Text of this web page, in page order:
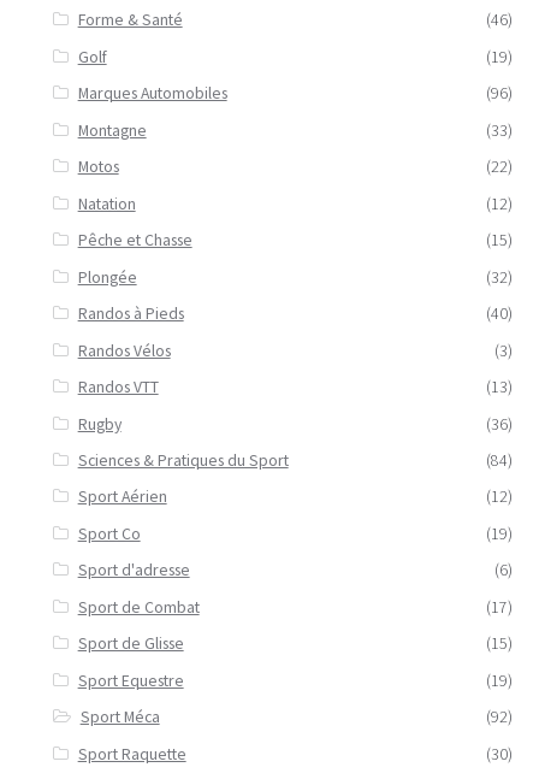
Forme & Santé
(46)
Golf
(19)
Marques Automobiles
(96)
Montagne
(33)
Motos
(22)
Natation
(12)
Pêche et Chasse
(15)
Plongée
(32)
Randos à Pieds
(40)
Randos Vélos
(3)
Randos VTT
(13)
Rugby
(36)
Sciences & Pratiques du Sport
(84)
Sport Aérien
(12)
Sport Co
(19)
Sport d'adresse
(6)
Sport de Combat
(17)
Sport de Glisse
(15)
Sport Equestre
(19)
Sport Méca
(92)
Sport Raquette
(30)